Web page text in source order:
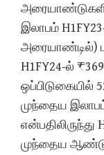
இலாபம்
அரையாண்டில்)
H1FY24-ல்
ஒப்பிடுகையில்
முந்தைய
என்பதிலிருந்து
முந்தைய